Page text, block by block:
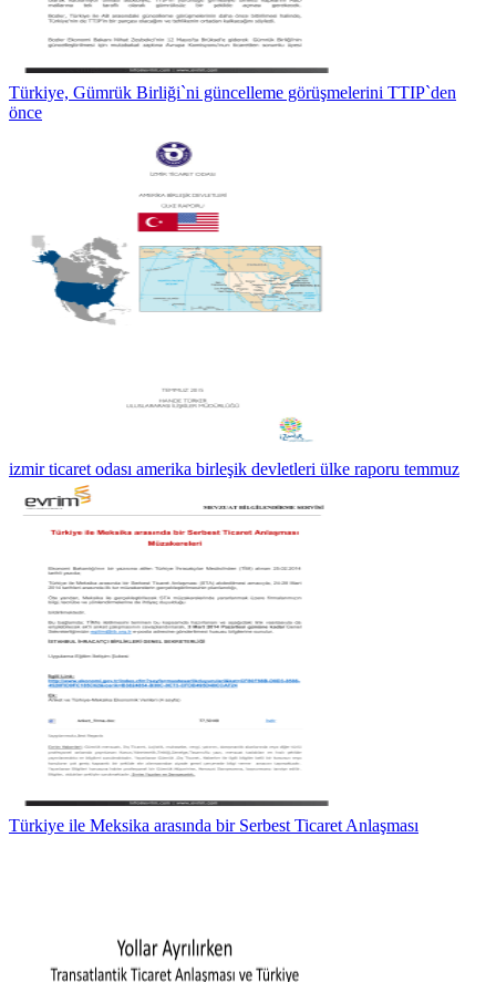
Türkiye, Gümrük Birliği`ni güncelleme görüşmelerini TTIP`den
önce
izmir ticaret odası amerika birleşik devletleri ülke raporu temmuz
Türkiye ile Meksika arasında bir Serbest Ticaret Anlaşması